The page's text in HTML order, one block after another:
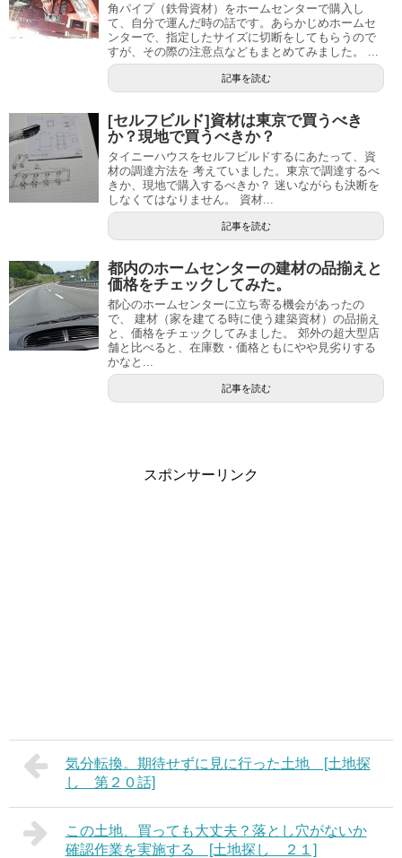
角パイプ（鉄骨資材）をホームセンターで購入し
て、自分で運んだ時の話です。あらかじめホームセ
ンターで、指定したサイズに切断をしてもらうので
すが、その際の注意点などもまとめてみました。 ...
記事を読む
[セルフビルド]資材は東京で買うべき
か？現地で買うべきか？
タイニーハウスをセルフビルドするにあたって、資
材の調達方法を 考えていました。東京で調達するべ
きか、現地で購入するべきか？ 迷いながらも決断を
しなくてはなりません。 資材...
記事を読む
都内のホームセンターの建材の品揃えと
価格をチェックしてみた。
都心のホームセンターに立ち寄る機会があったの
で、 建材（家を建てる時に使う建築資材）の品揃え
と、価格をチェックしてみました。 郊外の超大型店
舗と比べると、在庫数・価格ともにやや見劣りする
かなと...
記事を読む
スポンサーリンク
気分転換。期待せずに見に行った土地 [土地探
し 第２０話]
この土地、買っても大丈夫？落とし穴がないか
確認作業を実施する [土地探し ２１]